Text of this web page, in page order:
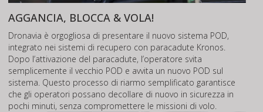
AGGANCIA, BLOCCA & VOLA!
Dronavia è orgogliosa di presentare il nuovo sistema POD,
integrato nei sistemi di recupero con paracadute Kronos.
Dopo l’attivazione del paracadute, l’operatore svita
semplicemente il vecchio POD e avvita un nuovo POD sul
sistema. Questo processo di riarmo semplificato garantisce
che gli operatori possano decollare di nuovo in sicurezza in
pochi minuti, senza compromettere le missioni di volo.